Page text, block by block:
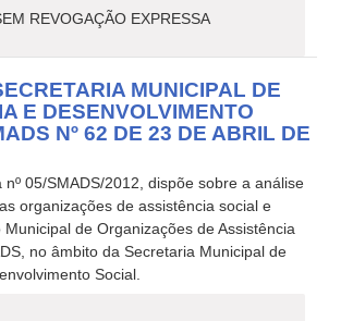
REVOGAÇÃO EXPRESSA
MUNICIPAL DE
E DESENVOLVIMENTO
Nº 62 DE 23 DE ABRIL DE
nº 05/SMADS/2012, dispõe sobre a análise
organizações de assistência social e
de Organizações de Assistência
no âmbito da Secretaria Municipal de
Social.